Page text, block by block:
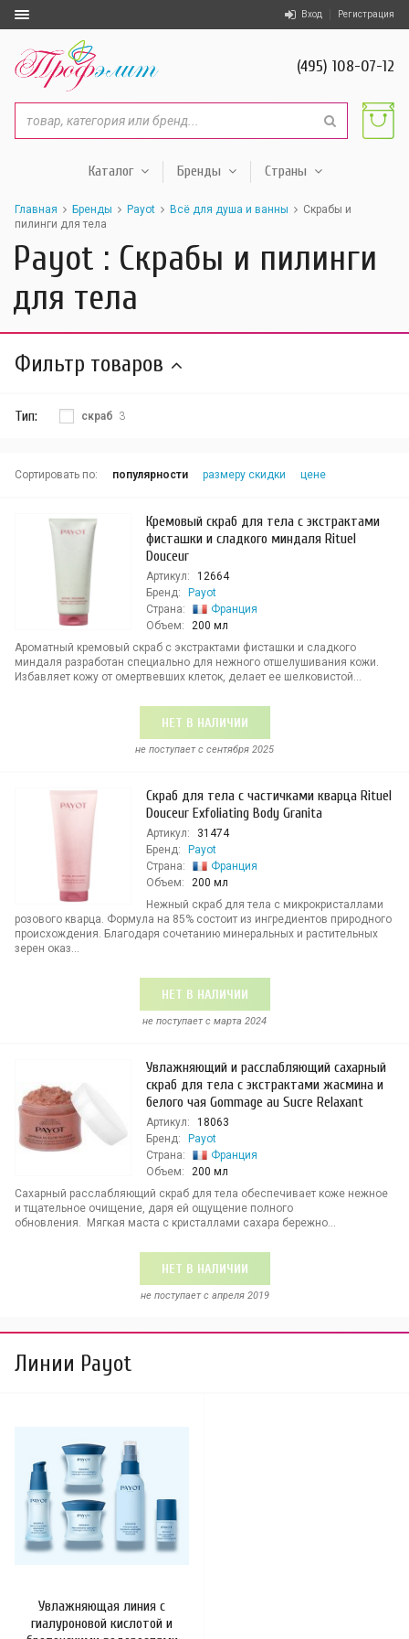
Вход Регистрация
(495) 108-07-12
Каталог Бренды Страны
Главная Бренды Payot Всё для душа и ванны
Скрабы и
пилинги для тела
Payot : Скрабы и пилинги
для тела
Фильтр товаров
Тип: скраб 3
Сортировать по: популярности размеру скидки цене
Кремовый скраб для тела с экстрактами
фисташки и сладкого миндаля Rituel
Douceur
Артикул:
12664
Бренд:
Payot
Страна:
Франция
Объем:
200 мл
Ароматный кремовый скраб с экстрактами фисташки и сладкого
миндаля разработан специально для нежного отшелушивания кожи.
Избавляет кожу от омертвевших клеток, делает ее шелковистой...
НЕТ В НАЛИЧИИ
не поступает c сентября 2025
Скраб для тела с частичками кварца Rituel
Douceur Exfoliating Body Granita
Артикул:
31474
Бренд:
Payot
Страна:
Франция
Объем:
200 мл
Нежный скраб для тела с микрокристаллами
розового кварца. Формула на 85% состоит из ингредиентов природного
происхождения. Благодаря сочетанию минеральных и растительных
зерен оказ...
НЕТ В НАЛИЧИИ
не поступает c марта 2024
Увлажняющий и расслабляющий сахарный
скраб для тела с экстрактами жасмина и
белого чая Gommage au Sucre Relaxant
Артикул:
18063
Бренд:
Payot
Страна:
Франция
Объем:
200 мл
Сахарный расслабляющий скраб для тела обеспечивает коже нежное
и тщательное очищение, даря ей ощущение полного
обновления. Мягкая маста с кристаллами сахара бережно...
НЕТ В НАЛИЧИИ
не поступает c апреля 2019
Линии Payot
Увлажняющая линия с
гиалуроновой кислотой и